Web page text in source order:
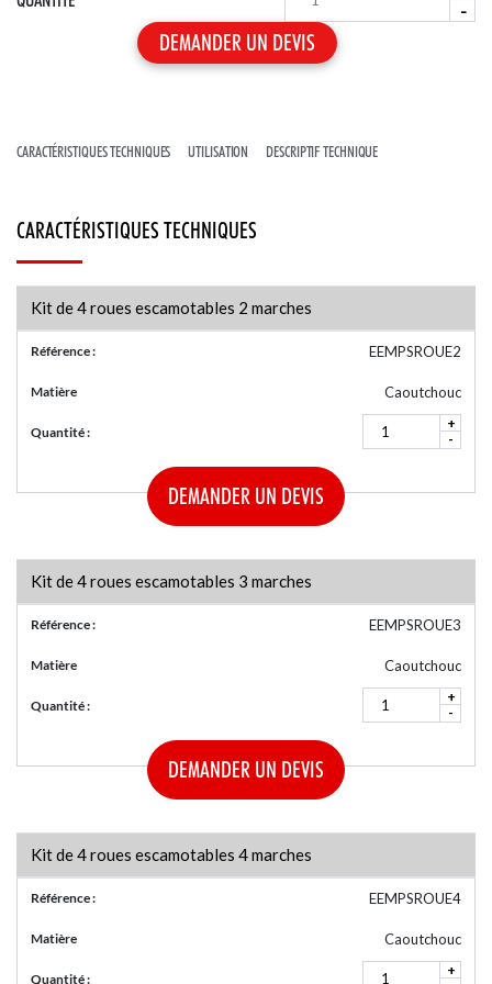
GARDE-CORPS PROVISOIRES
LIGNES DE VIE À CÂBLE
ACCESSOIRES POUR ÉCHELLES
NOTRE CENTRE DE PRODUCTION
-
CARACTÉRISTIQUES TECHNIQUES UTILISATION DESCRIPTIF TECHNIQUE
CARACTÉRISTIQUES TECHNIQUES
Kit de 4 roues escamotables 2 marches
Référence : EEMPSROUE2
Matière Caoutchouc
Quantité :
+
-
DEMANDER UN DEVIS
Kit de 4 roues escamotables 3 marches
Référence : EEMPSROUE3
Matière Caoutchouc
Quantité :
+
-
DEMANDER UN DEVIS
Kit de 4 roues escamotables 4 marches
Référence : EEMPSROUE4
Matière Caoutchouc
Quantité :
+